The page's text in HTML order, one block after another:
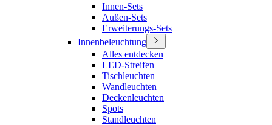
Innen-Sets
Außen-Sets
Erweiterungs-Sets
Innenbeleuchtung
Alles entdecken
LED-Streifen
Tischleuchten
Wandleuchten
Deckenleuchten
Spots
Standleuchten